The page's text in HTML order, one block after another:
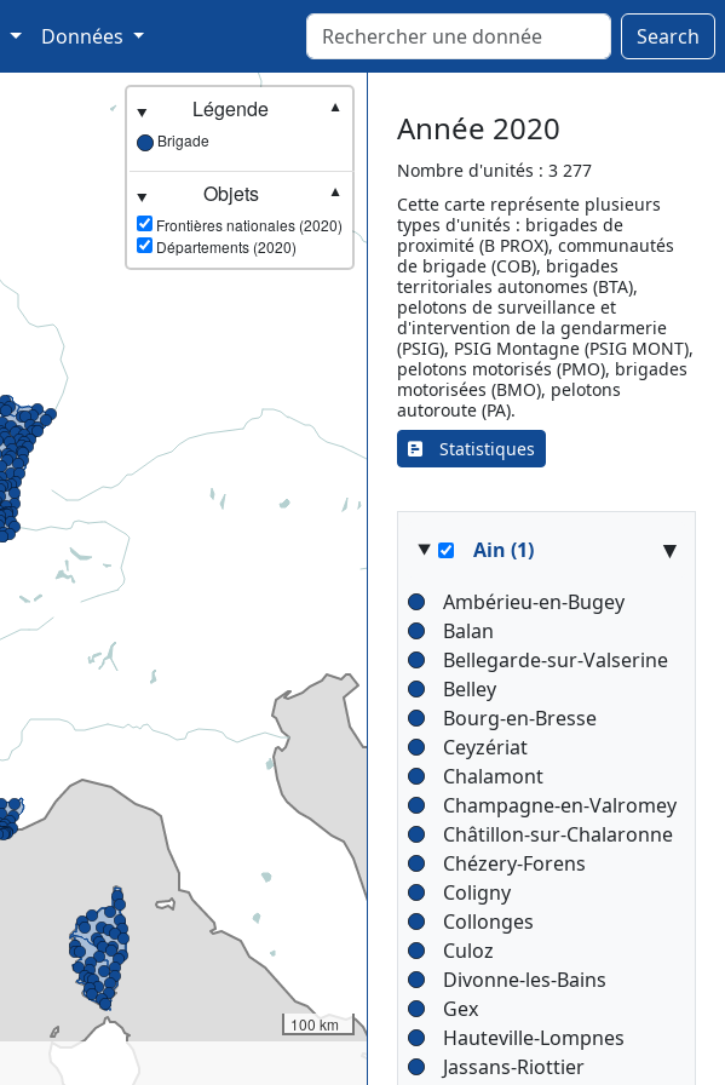
Données Search
Légende
▼
Brigade
Objets
▼
Frontières nationales (2020)
Départements (2020)
100 km
Année 2020
Nombre d'unités : 3 277
Cette carte représente plusieurs
types d'unités : brigades de
proximité (B PROX), communautés
de brigade (COB), brigades
territoriales autonomes (BTA),
pelotons de surveillance et
d'intervention de la gendarmerie
(PSIG), PSIG Montagne (PSIG MONT),
pelotons motorisés (PMO), brigades
motorisées (BMO), pelotons
autoroute (PA).
Statistiques
Ain (1) ▾
Ambérieu-en-Bugey
Balan
Bellegarde-sur-Valserine
Belley
Bourg-en-Bresse
Ceyzériat
Chalamont
Champagne-en-Valromey
Châtillon-sur-Chalaronne
Chézery-Forens
Coligny
Collonges
Culoz
Divonne-les-Bains
Gex
Hauteville-Lompnes
Jassans-Riottier